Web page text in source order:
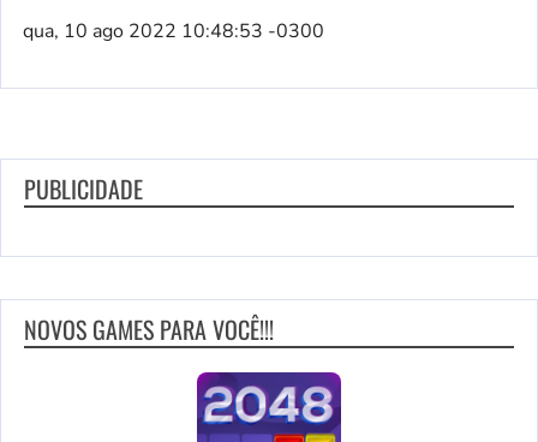
qua, 10 ago 2022 10:48:53 -0300
PUBLICIDADE
NOVOS GAMES PARA VOCÊ!!!